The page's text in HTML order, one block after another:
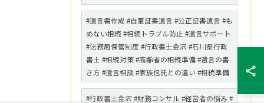
#遺言書作成 #自筆証書遺言 #公正証書遺言 #も
めない相続 #相続トラブル防止 #遺言サポート
#法務局保管制度 #行政書士金沢 #石川県行政
書士 #相続対策 #高齢者の相続準備 #遺言の書
き方 #遺言相談 #家族信託との違い #相続準備
#行政書士金沢 #財務コンサル #経営者の悩み #